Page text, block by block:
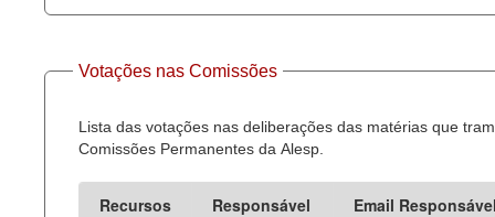
Votações nas Comissões
Lista das votações nas deliberações das matérias que
Comissões Permanentes da Alesp.
Recursos Responsável
Email